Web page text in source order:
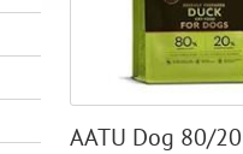
AATU Dog 80/